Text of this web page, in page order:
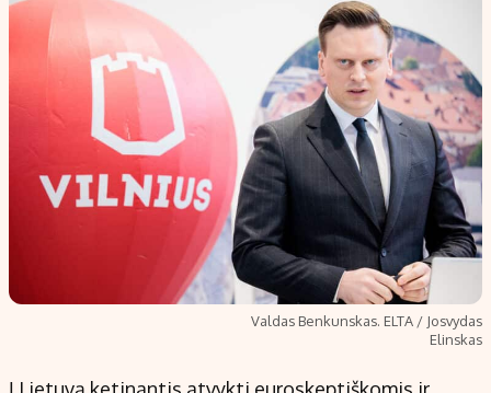
Valdas Benkunskas. ELTA / Josvydas
Elinskas
Į Lietuvą ketinantis atvykti euroskeptiškomis ir